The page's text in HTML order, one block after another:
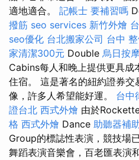
適地適合。 記帳士 要補習嗎
撥筋 seo services 新竹外燴
seo優化 台北搬家公司 台中
家清潔300元 Double 烏日按
Cabins每人和晚上提供更具成
住宿。 這是著名的紐約證券
像，許多人希望能好運。 台中
證台北 西式外燴 由於
格 西式外燴 Dance 助聽器補
Group的標誌性表演，競技場
舞蹈表演音樂會，百老匯表演